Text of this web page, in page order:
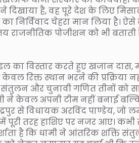
है, वह पूरे देश के लिए
निर्विवाद चेहरा मान लिया है।
तय राजनीतिक पोजीशन को भी
का विस्तार करते हुए खजान दास,
रिक्त स्थान भरने की प्रक्रिया
संतुलन और चुनावी गणित तीनों को
ने केवल अपनी टीम नहीं बनाई बल्कि
से विधायक अरविंद पाण्डेय,
में पूरी तरह हाशिए पर नजर आए।
है कि धामी ने आंतरिक शक्ति